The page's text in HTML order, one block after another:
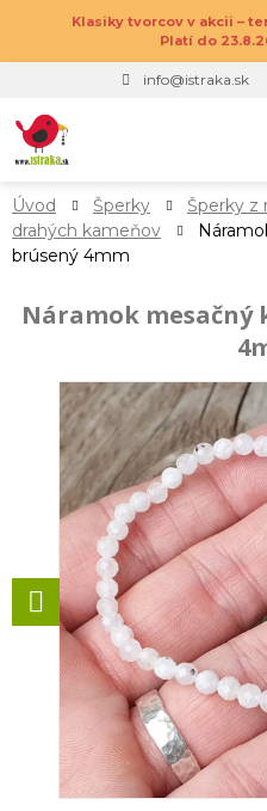
Klasiky tvorcov v akcii –
Platí do
info@istraka.sk
Úvod Šperky Šperky z
drahých kameňov
brúsený 4mm
Náramok mesačný